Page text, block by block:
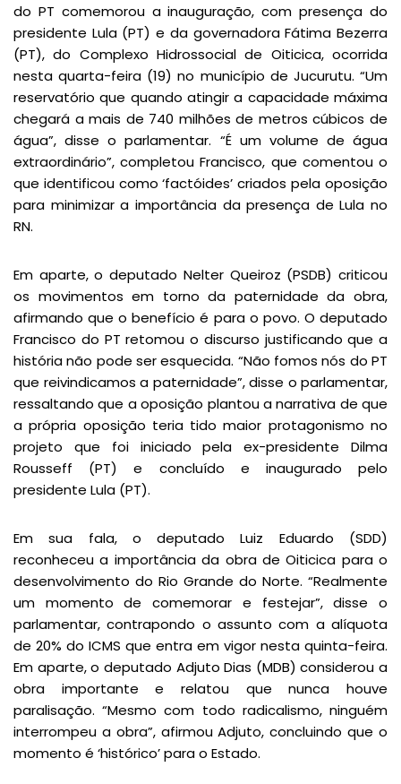
do PT comemorou a inauguração, com presença do
presidente Lula (PT) e da governadora Fátima Bezerra
(PT), do Complexo Hidrossocial de Oiticica, ocorrida
nesta quarta-feira (19) no município de Jucurutu. “Um
reservatório que quando atingir a capacidade máxima
chegará a mais de 740 milhões de metros cúbicos de
água”, disse o parlamentar. “É um volume de água
extraordinário”, completou Francisco, que comentou o
que identificou como ‘factóides’ criados pela oposição
para minimizar a importância da presença de Lula no
RN.
Em aparte, o deputado Nelter Queiroz (PSDB) criticou
os movimentos em torno da paternidade da obra,
afirmando que o benefício é para o povo. O deputado
Francisco do PT retomou o discurso justificando que a
história não pode ser esquecida. “Não fomos nós do PT
que reivindicamos a paternidade”, disse o parlamentar,
ressaltando que a oposição plantou a narrativa de que
a própria oposição teria tido maior protagonismo no
projeto que foi iniciado pela ex-presidente Dilma
Rousseff (PT) e concluído e inaugurado pelo
presidente Lula (PT).
Em sua fala, o deputado Luiz Eduardo (SDD)
reconheceu a importância da obra de Oiticica para o
desenvolvimento do Rio Grande do Norte. “Realmente
um momento de comemorar e festejar”, disse o
parlamentar, contrapondo o assunto com a alíquota
de 20% do ICMS que entra em vigor nesta quinta-feira.
Em aparte, o deputado Adjuto Dias (MDB) considerou a
obra importante e relatou que nunca houve
paralisação. “Mesmo com todo radicalismo, ninguém
interrompeu a obra”, afirmou Adjuto, concluindo que o
momento é ‘histórico’ para o Estado.